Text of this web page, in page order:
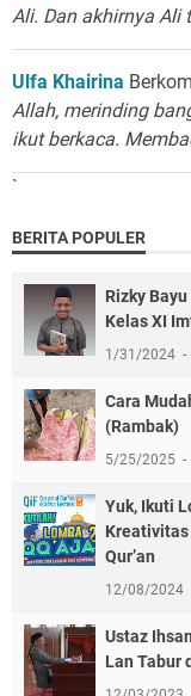
Ali. Dan akhirnya Ali
Ulfa Khairina
Allah, merinding
ikut berkaca.
`
BERITA POPULER
Rizky
Kelas XI
1/31/2024
Cara
(Rambak)
5/25/2025
Yuk, Ikuti
Kreativitas
Qur’an
12/08/2024
Ustaz
Lan Tabur